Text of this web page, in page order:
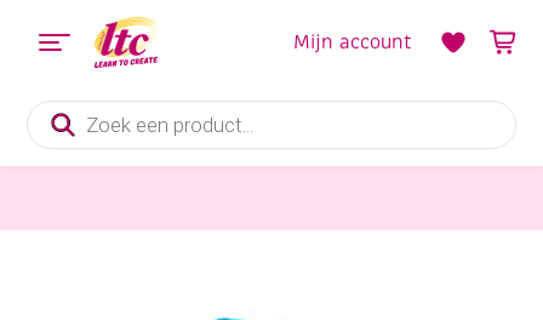
Producten
zoeken
Mijn account